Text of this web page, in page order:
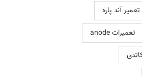
تعمیر آند پاره
تعمیرات anode